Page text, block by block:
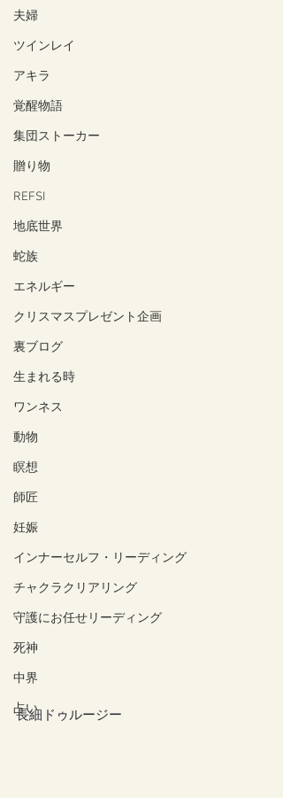
夫婦
ツインレイ
アキラ
覚醒物語
集団ストーカー
贈り物
REFSI
地底世界
蛇族
エネルギー
クリスマスプレゼント企画
裏ブログ
生まれる時
ワンネス
動物
瞑想
師匠
妊娠
インナーセルフ・リーディング
チャクラクリアリング
守護にお任せリーディング
死神
中界
占い
長細ドゥルージー